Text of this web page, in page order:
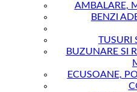
AMBALARE,
BENZI
TUSURI
BUZUNARE SI
ECUSOANE,